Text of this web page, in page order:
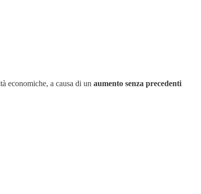
economiche, a causa di un aumento senza precedenti